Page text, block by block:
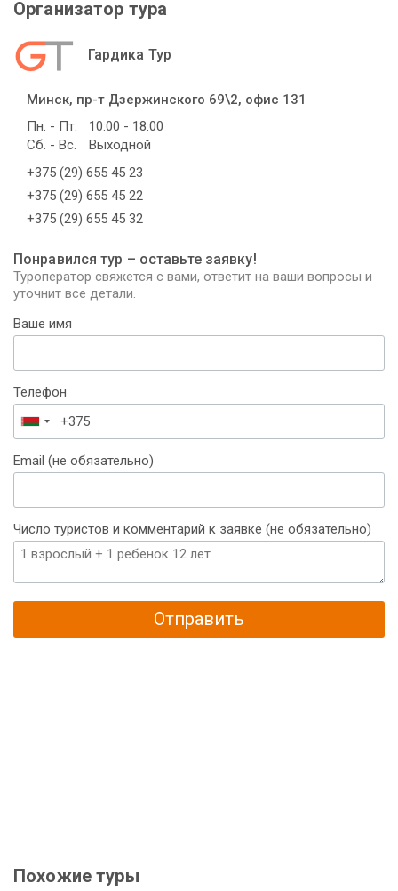
Организатор тура
Гардика Тур
Минск, пр-т Дзержинского 69\2, офис 131
Пн. - Пт.
10:00 - 18:00
Сб. - Вс.
Выходной
+375 (29) 655 45 23
+375 (29) 655 45 22
+375 (29) 655 45 32
Понравился тур – оставьте заявку!
Туроператор свяжется с вами, ответит на ваши вопросы и
уточнит все детали.
Ваше имя
Телефон
Беларусь
+375
Email (не обязательно)
Число туристов и комментарий к заявке (не обязательно)
Отправить
Похожие туры